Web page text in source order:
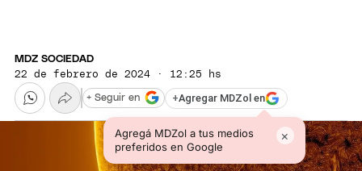
MDZ SOCIEDAD
22 de febrero de 2024 · 12:25 hs
+Agregar MDZol en
Agregá MDZol a tus medios
preferidos en Google
×
+ Seguir en